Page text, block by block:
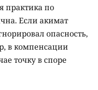
практика по
Если акимат
опасность,
в компенсации
точку в споре